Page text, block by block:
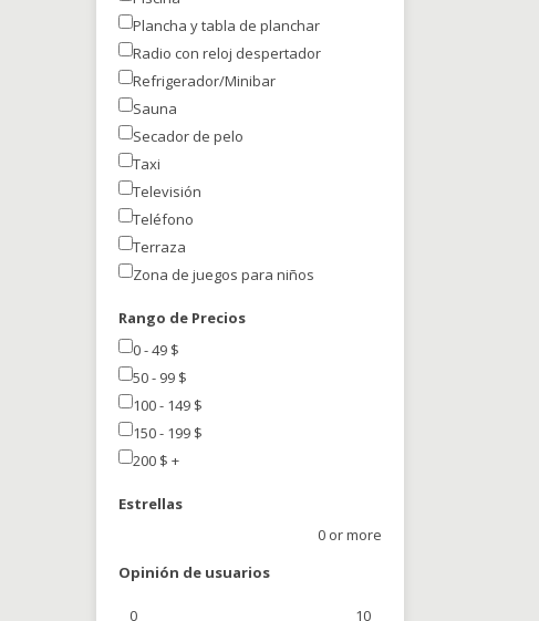
Plancha y tabla de planchar
Radio con reloj despertador
Refrigerador/Minibar
Sauna
Secador de pelo
Taxi
Televisión
Teléfono
Terraza
Zona de juegos para niños
Estrellas
0 or more
Opinión de usuarios
0 10
Rango de Precios
0 - 49 $
50 - 99 $
100 - 149 $
150 - 199 $
200 $ +